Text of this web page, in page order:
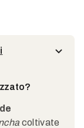
coltivate